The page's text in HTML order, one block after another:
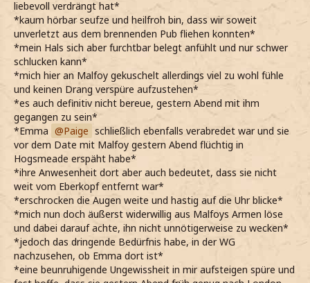
liebevoll verdrängt hat*
*kaum hörbar seufze und heilfroh bin, dass wir soweit
unverletzt aus dem brennenden Pub fliehen konnten*
*mein Hals sich aber furchtbar belegt anfühlt und nur schwer
schlucken kann*
*mich hier an Malfoy gekuschelt allerdings viel zu wohl fühle
und keinen Drang verspüre aufzustehen*
*es auch definitiv nicht bereue, gestern Abend mit ihm
gegangen zu sein*
*Emma
Paige schließlich ebenfalls verabredet war und sie
vor dem Date mit Malfoy gestern Abend flüchtig in
Hogsmeade erspäht habe*
*ihre Anwesenheit dort aber auch bedeutet, dass sie nicht
weit vom Eberkopf entfernt war*
*erschrocken die Augen weite und hastig auf die Uhr blicke*
*mich nun doch äußerst widerwillig aus Malfoys Armen löse
und dabei darauf achte, ihn nicht unnötigerweise zu wecken*
*jedoch das dringende Bedürfnis habe, in der WG
nachzusehen, ob Emma dort ist*
*eine beunruhigende Ungewissheit in mir aufsteigen spüre und